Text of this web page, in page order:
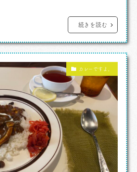
、ラーメン好きだったらその
レー好きで命拾いです。 こ
」 相変わらずの快作であり怪
続きを読む
カレーですよ。